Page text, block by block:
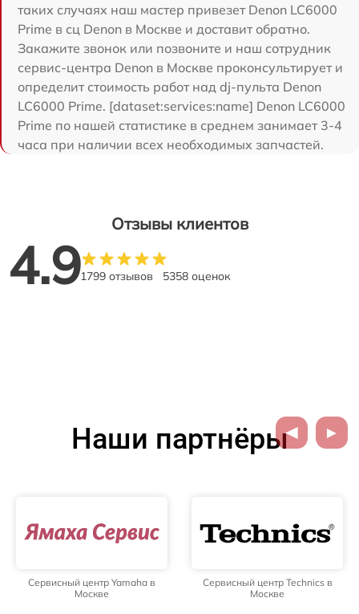
таких случаях наш мастер привезет Denon LC6000
Prime в сц Denon в Москве и доставит обратно.
Закажите звонок или позвоните и наш сотрудник
сервис-центра Denon в Москве проконсультирует и
определит стоимость работ над dj-пульта Denon
LC6000 Prime. [dataset:services:name] Denon LC6000
Prime по нашей статистике в среднем занимает 3-4
часа при наличии всех необходимых запчастей.
Отзывы клиентов
4.91799 отзывов 5358 оценок
Наши партнёры
Сервисный центр Yamaha в
Москве
Сервисный центр Technics в
Москве